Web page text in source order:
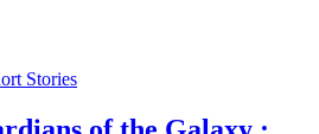
Stories